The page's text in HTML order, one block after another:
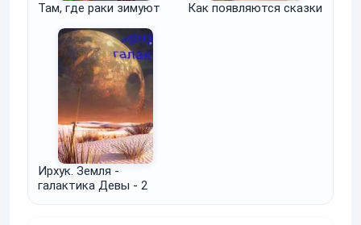
Там, где раки зимуют Как появляются сказки
Ирхук. Земля -
галактика Девы - 2